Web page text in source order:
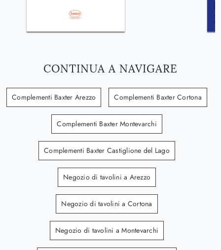
CONTINUA A NAVIGARE
Complementi Baxter Arezzo Complementi Baxter Cortona
Complementi Baxter Montevarchi
Complementi Baxter Castiglione del Lago
Negozio di tavolini a Arezzo
Negozio di tavolini a Cortona
Negozio di tavolini a Montevarchi